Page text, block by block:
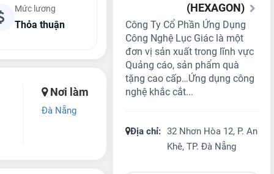
Mức lương
Thỏa thuận
Nơi làm
Đà Nẵng
(HEXAGON)
Công Ty Cổ Phần Ứng Dụng
Công Nghệ Lục Giác là một
đơn vị sản xuất trong lĩnh vực
Quảng cáo, sản phẩm quà
tặng cao cấp…Ứng dụng công
nghệ khắc cắt...
Địa chỉ: 32 Nhơn Hòa 12, P. An
Khê, TP. Đà Nẵng